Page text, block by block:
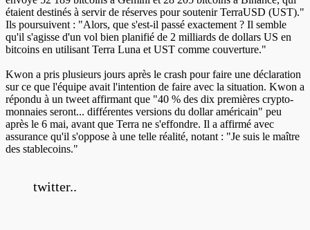
étaient destinés à servir de réserves pour soutenir TerraUSD (UST)."
Ils poursuivent : "Alors, que s'est-il passé exactement ? Il semble
qu'il s'agisse d'un vol bien planifié de 2 milliards de dollars US en
bitcoins en utilisant Terra Luna et UST comme couverture."
Kwon a pris plusieurs jours après le crash pour faire une déclaration
sur ce que l'équipe avait l'intention de faire avec la situation. Kwon a
répondu à un tweet affirmant que "40 % des dix premières crypto-
monnaies seront... différentes versions du dollar américain" peu
après le 6 mai, avant que Terra ne s'effondre. Il a affirmé avec
assurance qu'il s'oppose à une telle réalité, notant : "Je suis le maître
des stablecoins."
twitter..